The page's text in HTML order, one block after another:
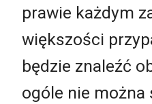
prawie każdym
większości
będzie znaleźć
ogóle nie można